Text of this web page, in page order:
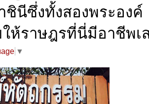
ชินีซึ่งทั้งสองพระองค์
ให้ราษฎรที่นี่มีอาชีพเ
▼